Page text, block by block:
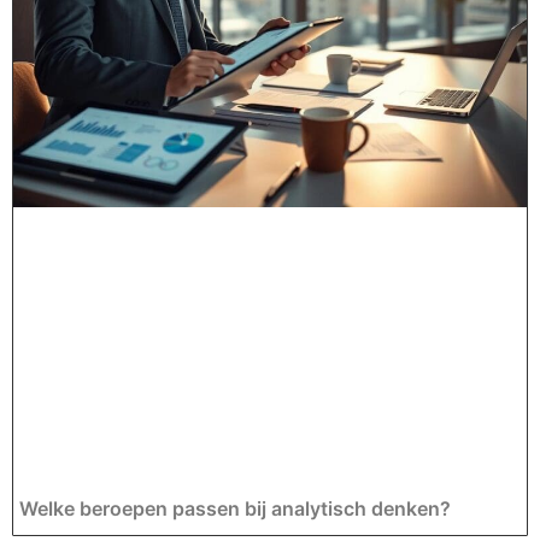
Welke beroepen passen bij analytisch denken?